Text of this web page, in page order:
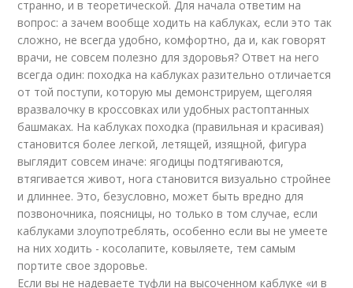
странно, и в теоретической. Для начала ответим на
вопрос: а зачем вообще ходить на каблуках, если это так
сложно, не всегда удобно, комфортно, да и, как говорят
врачи, не совсем полезно для здоровья? Ответ на него
всегда один: походка на каблуках разительно отличается
от той поступи, которую мы демонстрируем, щеголяя
вразвалочку в кроссовках или удобных растоптанных
башмаках. На каблуках походка (правильная и красивая)
становится более легкой, летящей, изящной, фигура
выглядит совсем иначе: ягодицы подтягиваются,
втягивается живот, нога становится визуально стройнее
и длиннее. Это, безусловно, может быть вредно для
позвоночника, поясницы, но только в том случае, если
каблуками злоупотреблять, особенно если вы не умеете
на них ходить - косолапите, ковыляете, тем самым
портите свое здоровье.
Если вы не надеваете туфли на высоченном каблуке «и в